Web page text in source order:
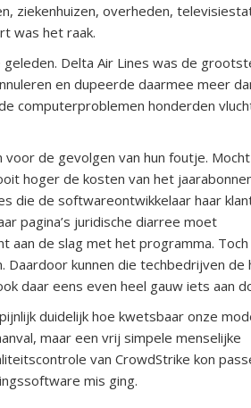
ziekenhuizen, overheden,
was het raak.
Delta Air Lines was de
en dupeerde daarmee meer
computerproblemen honderden
de gevolgen van hun foutje.
hoger de kosten van het
die de softwareontwikkelaar haar
pagina’s juridische diarree moet
aan de slag met het programma. Toch
kunnen die techbedrijven de
daar eens even heel gauw iets aan
duidelijk hoe kwetsbaar onze
maar een vrij simpele menselijke
van CrowdStrike kon
mis ging.